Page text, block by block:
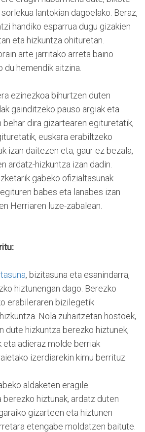
lantokian dagoelako. Beraz,
handiko esparrua dugu gizakien
eta hizkuntza ohituretan.
arte jarritako arreta baino
du hemendik aitzina.
ezinezkoa bihurtzen duten
gainditzeko pauso argiak eta
behar dira gizartearen egituretatik,
euskara erabiltzeko
izan daitezen eta, gaur ez bezala,
ardatz-hizkuntza izan dadin.
gabeko ofizialtasunak
babes eta lanabes izan
Herriaren luze-zabalean.
, bizitasuna eta esanindarra,
hiztunengan dago. Berezko
erabileraren bizilegetik
Nola zuhaitzetan hostoek,
dute hizkuntza berezko hiztunek,
eta adieraz molde berriak
izerdiarekin kimu berrituz.
aldaketen eragile
berezko hiztunak, ardatz duten
gizarteen eta hiztunen
etengabe moldatzen baitute.